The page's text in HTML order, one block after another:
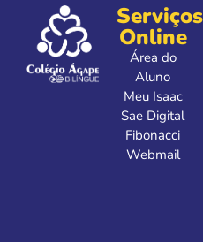
Serviços
Online
Área do
Aluno
Meu Isaac
Sae Digital
Fibonacci
Webmail